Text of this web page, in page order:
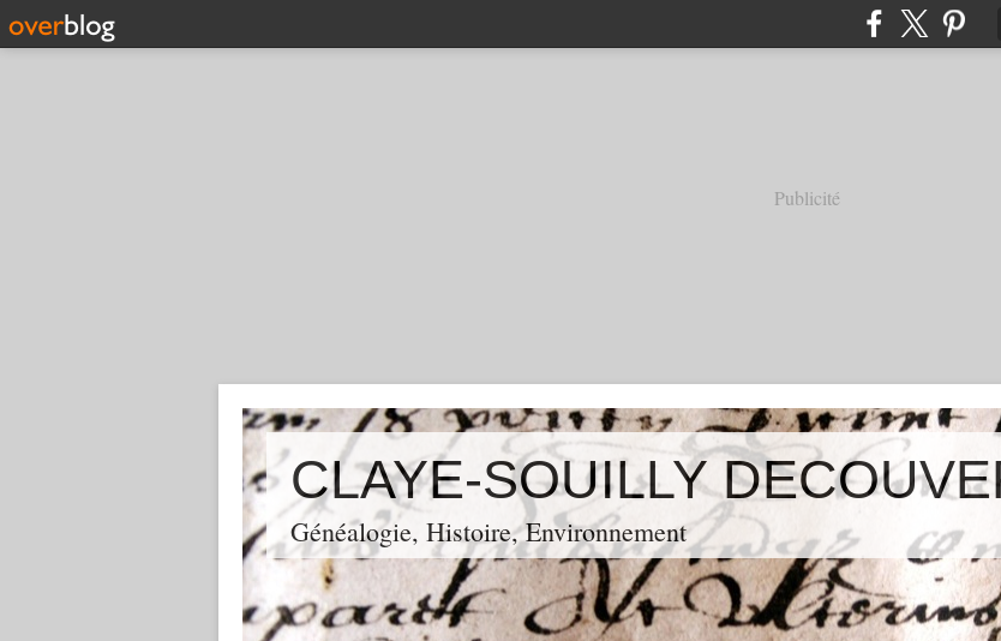
Publicité
CLAYE-SOUILLY
Généalogie, Histoire, Environnement